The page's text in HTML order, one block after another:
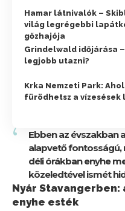
Hamar látnivalók –
világ legrégebbi
gőzhajója
Grindelwald időjárása
legjobb utazni?
Krka Nemzeti Park:
fürödhetsz a vízesések
Ebben az évszakban
alapvető fontosságú,
déli órákban enyhe
közeledtével ismét
Nyár Stavangerben:
enyhe esték